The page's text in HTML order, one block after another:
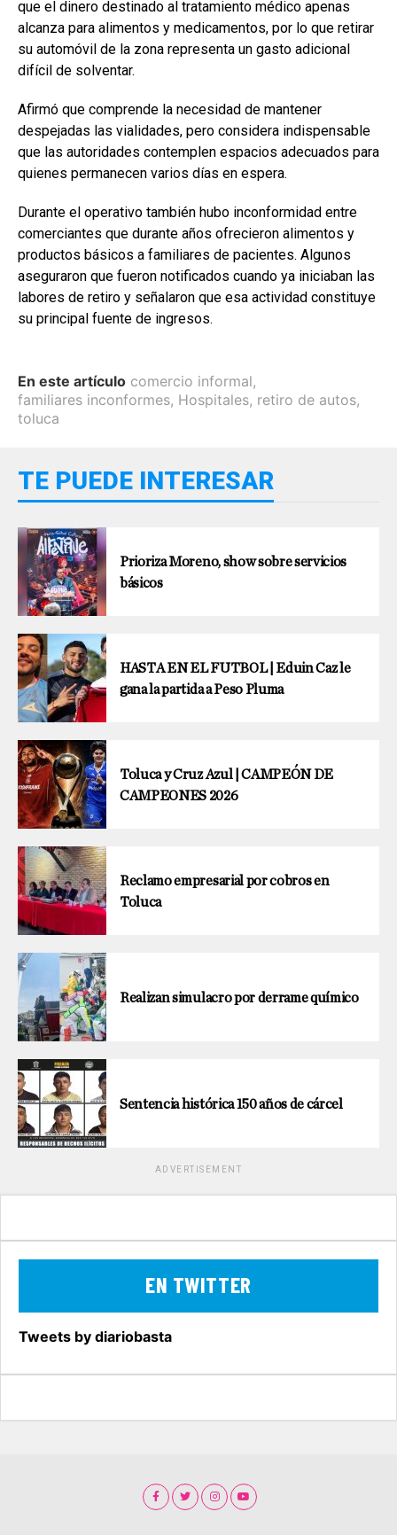
que el dinero destinado al tratamiento médico apenas
alcanza para alimentos y medicamentos, por lo que retirar
su automóvil de la zona representa un gasto adicional
difícil de solventar.
Afirmó que comprende la necesidad de mantener
despejadas las vialidades, pero considera indispensable
que las autoridades contemplen espacios adecuados para
quienes permanecen varios días en espera.
Durante el operativo también hubo inconformidad entre
comerciantes que durante años ofrecieron alimentos y
productos básicos a familiares de pacientes. Algunos
aseguraron que fueron notificados cuando ya iniciaban las
labores de retiro y señalaron que esa actividad constituye
su principal fuente de ingresos.
En este artículo comercio informal,
familiares inconformes, Hospitales, retiro de autos,
toluca
TE PUEDE INTERESAR
Prioriza Moreno, show sobre servicios
básicos
HASTA EN EL FUTBOL | Eduin Caz le
gana la partida a Peso Pluma
Toluca y Cruz Azul | CAMPEÓN DE
CAMPEONES 2026
Reclamo empresarial por cobros en
Toluca
Realizan simulacro por derrame químico
Sentencia histórica 150 años de cárcel
ADVERTISEMENT
EN TWITTER
Tweets by diariobasta